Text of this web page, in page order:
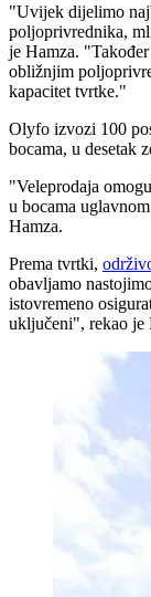
"Uvijek dijelimo
poljoprivrednika,
je Hamza.
obližnjim
kapacitet tvrtke."
Olyfo izvozi 100
bocama, u desetak
"Veleprodaja
u bocama
Hamza.
Prema tvrtki,
obavljamo
istovremeno
uključeni", rekao je